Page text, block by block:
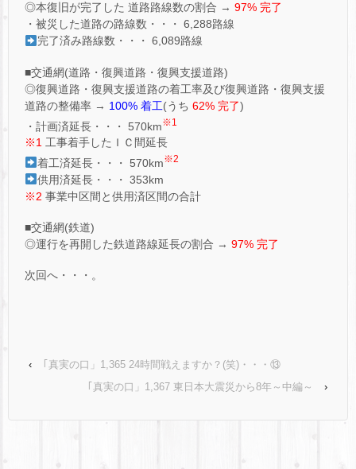
◎本復旧が完了した 道路路線数の割合 → 97% 完了
・被災した道路の路線数・・・ 6,288路線
完了済み路線数・・・ 6,089路線
■交通網(道路・復興道路・復興支援道路)
◎復興道路・復興支援道路の着工率及び復興道路・復興支援
道路の整備率 → 100% 着工(うち 62% 完了)
・計画済延長・・・ 570km※1
※1 工事着手したＩＣ間延長
着工済延長・・・ 570km※2
供用済延長・・・ 353km
※2 事業中区間と供用済区間の合計
■交通網(鉄道)
◎運行を再開した鉄道路線延長の割合 → 97% 完了
次回へ・・・。
‹
｢真実の口」1,365 24時間戦えますか？(笑)・・・⑬
｢真実の口」1,367 東日本大震災から8年～中編～
›